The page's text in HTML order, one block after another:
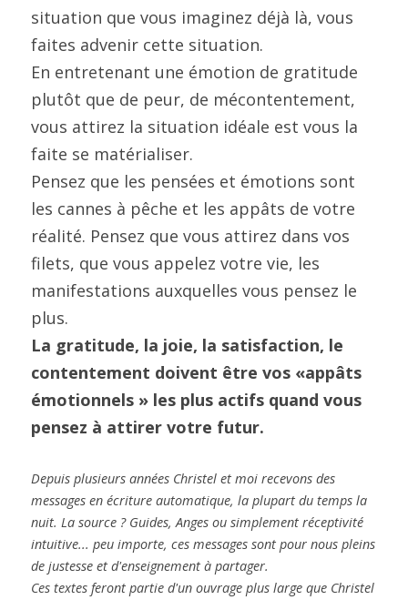
situation que vous imaginez déjà là, vous
faites advenir cette situation.
En entretenant une émotion de gratitude
plutôt que de peur, de mécontentement,
vous attirez la situation idéale est vous la
faite se matérialiser.
Pensez que les pensées et émotions sont
les cannes à pêche et les appâts de votre
réalité. Pensez que vous attirez dans vos
filets, que vous appelez votre vie, les
manifestations auxquelles vous pensez le
plus.
La gratitude, la joie, la satisfaction, le
contentement doivent être vos «appâts
émotionnels » les plus actifs quand vous
pensez à attirer votre futur.
Depuis plusieurs années Christel et moi recevons des
messages en écriture automatique, la plupart du temps la
nuit. La source ? Guides, Anges ou simplement réceptivité
intuitive... peu importe, ces messages sont pour nous pleins
de justesse et d'enseignement à partager.
Ces textes feront partie d'un ouvrage plus large que Christel